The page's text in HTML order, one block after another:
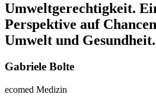
Umweltgerechtigkeit.
Perspektive auf
Umwelt und Gesundheit.
Gabriele Bolte
ecomed Medizin